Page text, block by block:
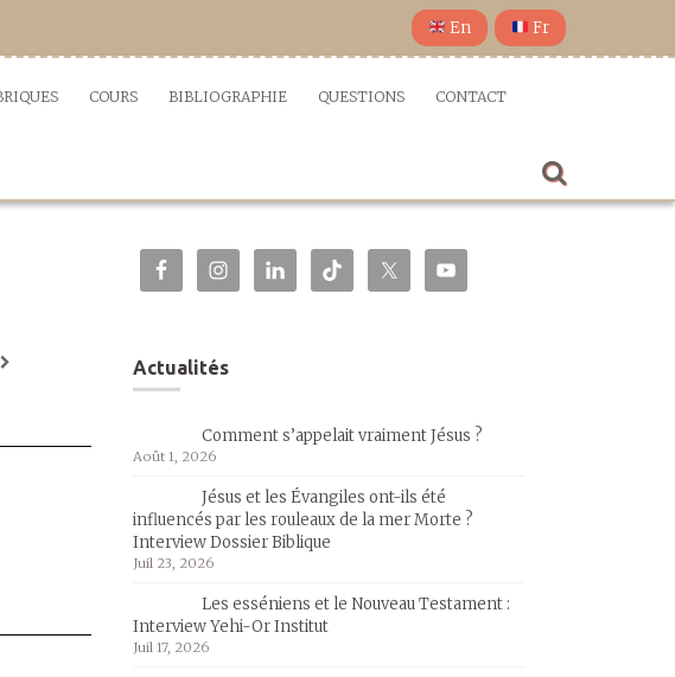
En Fr
COURS BIBLIOGRAPHIE QUESTIONS CONTACT
Actualités
Comment s’appelait vraiment Jésus ?
Août 1, 2026
Jésus et les Évangiles ont-ils été
influencés par les rouleaux de la mer Morte ?
Interview Dossier Biblique
Juil 23, 2026
Les esséniens et le Nouveau Testament :
Interview Yehi-Or Institut
Juil 17, 2026